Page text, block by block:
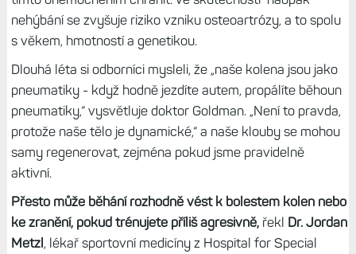
nehýbání se zvyšuje riziko vzniku osteoartrózy, a to spolu
s věkem, hmotností a genetikou.
Dlouhá léta si odborníci mysleli, že „naše kolena jsou jako
pneumatiky - když hodně jezdíte autem, propálíte běhoun
pneumatiky,“ vysvětluje doktor Goldman. „Není to pravda,
protože naše tělo je dynamické,“ a naše klouby se mohou
samy regenerovat, zejména pokud jsme pravidelně
aktivní.
Přesto může běhání rozhodně vést k bolestem kolen nebo
ke zranění, pokud trénujete příliš agresivně,řekl Dr. Jordan
Metzl, lékař sportovní medicíny z Hospital for Special